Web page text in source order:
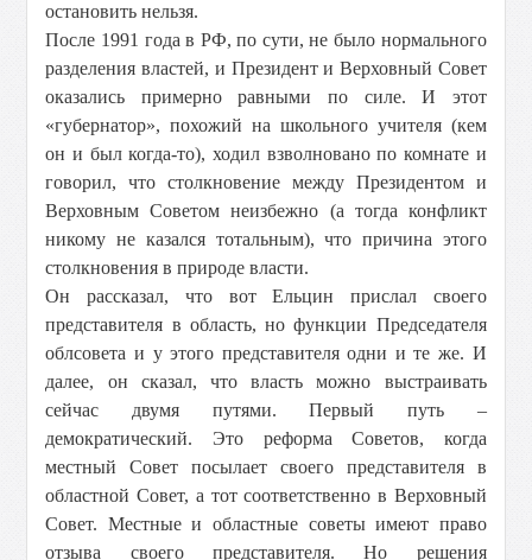
остановить нельзя.
После 1991 года в РФ, по сути, не было нормального
разделения властей, и Президент и Верховный Совет
оказались примерно равными по силе. И этот
«губернатор», похожий на школьного учителя (кем
он и был когда-то), ходил взволновано по комнате и
говорил, что столкновение между Президентом и
Верховным Советом неизбежно (а тогда конфликт
никому не казался тотальным), что причина этого
столкновения в природе власти.
Он рассказал, что вот Ельцин прислал своего
представителя в область, но функции Председателя
облсовета и у этого представителя одни и те же. И
далее, он сказал, что власть можно выстраивать
сейчас двумя путями. Первый путь –
демократический. Это реформа Советов, когда
местный Совет посылает своего представителя в
областной Совет, а тот соответственно в Верховный
Совет. Местные и областные советы имеют право
отзыва своего представителя. Но решения